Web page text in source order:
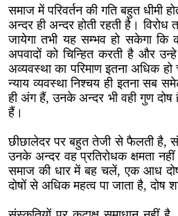
समाज में परिवर्तन की गति बहुत धीमी
अन्दर ही अन्दर होती रहती है। विरोध
जायेगा तभी यह सम्भव हो सकेगा कि
अपवादों को चिन्हित करती है और
अव्यवस्था का परिमाण इतना अधिक
न्याय व्यवस्था निश्चय ही इतना सब
ही अंग हैं, उनके अन्दर भी वही गुण
हैं।
छीछालेदर पर बहुत तेजी से फैलती है,
उनके अन्दर वह प्रतिरोधक क्षमता
समाज की धार में बह चलें, एक आध
दोषों से अधिक महत्व पा जाता है, दोष